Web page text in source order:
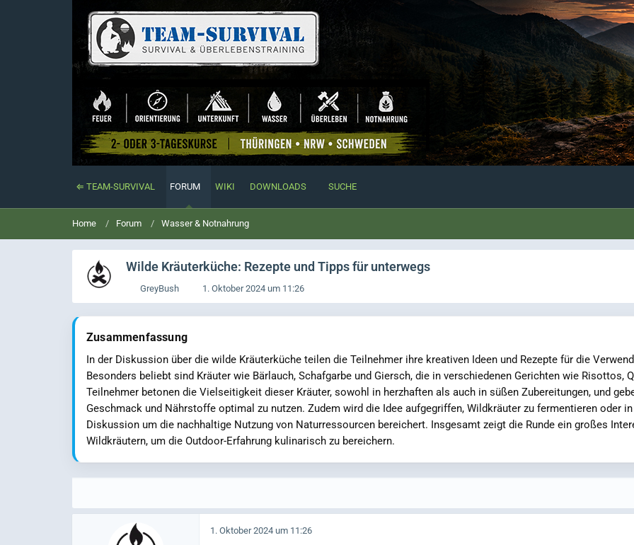
⇐ TEAM-SURVIVAL FORUM WIKI DOWNLOADS SUCHE
Home Forum Wasser & Notnahrung
Wilde Kräuterküche: Rezepte und Tipps für unterwegs
GreyBush 1. Oktober 2024 um 11:26
Zusammenfassung
In der Diskussion über die wilde Kräuterküche teilen die Teilnehmer ihre kreativen Ideen und Rezepte für die
Besonders beliebt sind Kräuter wie Bärlauch, Schafgarbe und Giersch, die in verschiedenen Gerichten wie Risottos,
Teilnehmer betonen die Vielseitigkeit dieser Kräuter, sowohl in herzhaften als auch in süßen Zubereitungen, und
Geschmack und Nährstoffe optimal zu nutzen. Zudem wird die Idee aufgegriffen, Wildkräuter zu fermentieren oder
Diskussion um die nachhaltige Nutzung von Naturressourcen bereichert. Insgesamt zeigt die Runde ein großes
Wildkräutern, um die Outdoor-Erfahrung kulinarisch zu bereichern.
1. Oktober 2024 um 11:26